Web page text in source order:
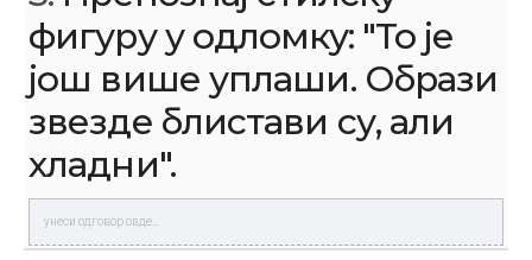
фигуру у одломку: "То је
још више уплаши. Образи
звезде блистави су, али
хладни".